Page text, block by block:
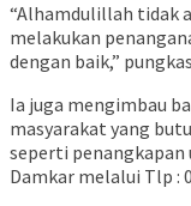
“Alhamdulillah tidak
melakukan
dengan baik,”
Ia juga mengimbau
masyarakat yang
seperti penangkapan
Damkar melalui Tlp :